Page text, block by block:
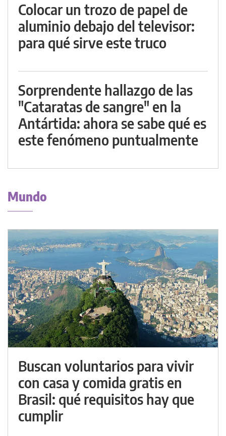
Colocar un trozo de papel de
aluminio debajo del televisor:
para qué sirve este truco
Sorprendente hallazgo de las
"Cataratas de sangre" en la
Antártida: ahora se sabe qué es
este fenómeno puntualmente
Mundo
Buscan voluntarios para vivir
con casa y comida gratis en
Brasil: qué requisitos hay que
cumplir